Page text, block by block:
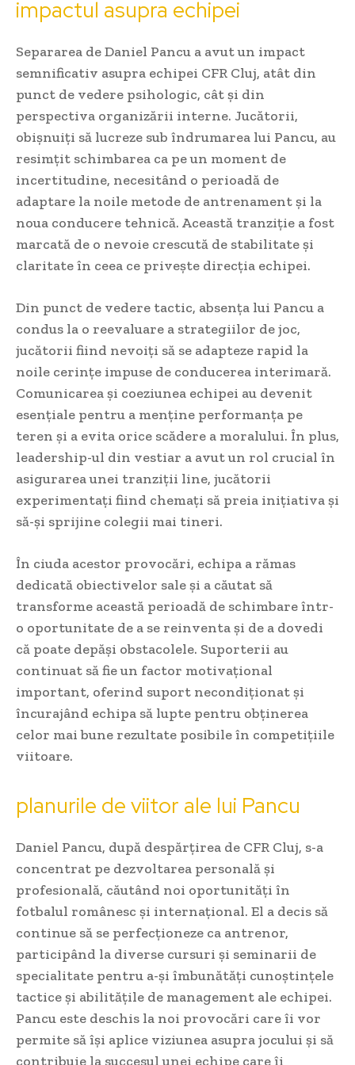
impactul asupra echipei
Separarea de Daniel Pancu a avut un impact
semnificativ asupra echipei CFR Cluj, atât din
punct de vedere psihologic, cât și din
perspectiva organizării interne. Jucătorii,
obișnuiți să lucreze sub îndrumarea lui Pancu, au
resimțit schimbarea ca pe un moment de
incertitudine, necesitând o perioadă de
adaptare la noile metode de antrenament și la
noua conducere tehnică. Această tranziție a fost
marcată de o nevoie crescută de stabilitate și
claritate în ceea ce privește direcția echipei.
Din punct de vedere tactic, absența lui Pancu a
condus la o reevaluare a strategiilor de joc,
jucătorii fiind nevoiți să se adapteze rapid la
noile cerințe impuse de conducerea interimară.
Comunicarea și coeziunea echipei au devenit
esențiale pentru a menține performanța pe
teren și a evita orice scădere a moralului. În plus,
leadership-ul din vestiar a avut un rol crucial în
asigurarea unei tranziții line, jucătorii
experimentați fiind chemați să preia inițiativa și
să-și sprijine colegii mai tineri.
În ciuda acestor provocări, echipa a rămas
dedicată obiectivelor sale și a căutat să
transforme această perioadă de schimbare într-
o oportunitate de a se reinventa și de a dovedi
că poate depăși obstacolele. Suporterii au
continuat să fie un factor motivațional
important, oferind suport necondiționat și
încurajând echipa să lupte pentru obținerea
celor mai bune rezultate posibile în competițiile
viitoare.
planurile de viitor ale lui Pancu
Daniel Pancu, după despărțirea de CFR Cluj, s-a
concentrat pe dezvoltarea personală și
profesională, căutând noi oportunități în
fotbalul românesc și internațional. El a decis să
continue să se perfecționeze ca antrenor,
participând la diverse cursuri și seminarii de
specialitate pentru a-și îmbunătăți cunoștințele
tactice și abilitățile de management ale echipei.
Pancu este deschis la noi provocări care îi vor
permite să își aplice viziunea asupra jocului și să
contribuie la succesul unei echipe care îi